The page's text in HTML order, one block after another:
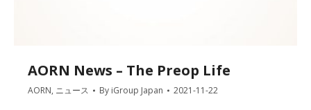
AORN News – The Preop Life
AORN, ニュース By iGroup Japan 2021-11-22